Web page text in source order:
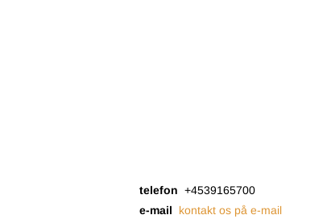
telefon +4539165700
e-mail kontakt os på e-mail